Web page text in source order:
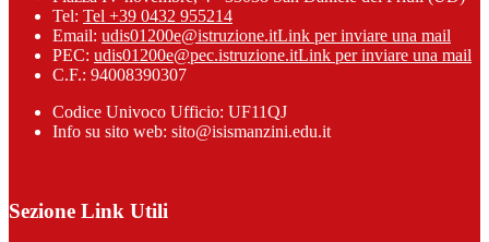
Tel: Tel +39 0432 955214
Email: udis01200e@istruzione.itLink per inviare una mail
PEC: udis01200e@pec.istruzione.itLink per inviare una mail
C.F.: 94008390307
Codice Univoco Ufficio: UF11QJ
Info su sito web: sito@isismanzini.edu.it
Sezione Link Utili